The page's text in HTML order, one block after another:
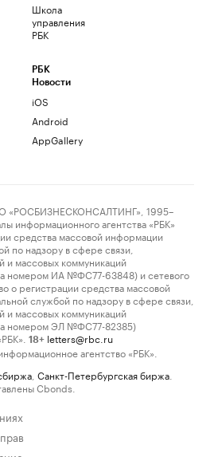
Школа
управления
РБК
РБК
Новости
iOS
Android
AppGallery
1995–
информационного агентства «РБК»
средства массовой информации
по надзору в сфере связи,
и массовых коммуникаций
номером ИА №ФС77-63848) и сетевого
о регистрации средства массовой
службой по надзору в сфере связи,
и массовых коммуникаций
номером ЭЛ №ФС77-82385)
18+ letters@rbc.ru
агентство «РБК».
Санкт-Петербургская биржа
Cbonds.